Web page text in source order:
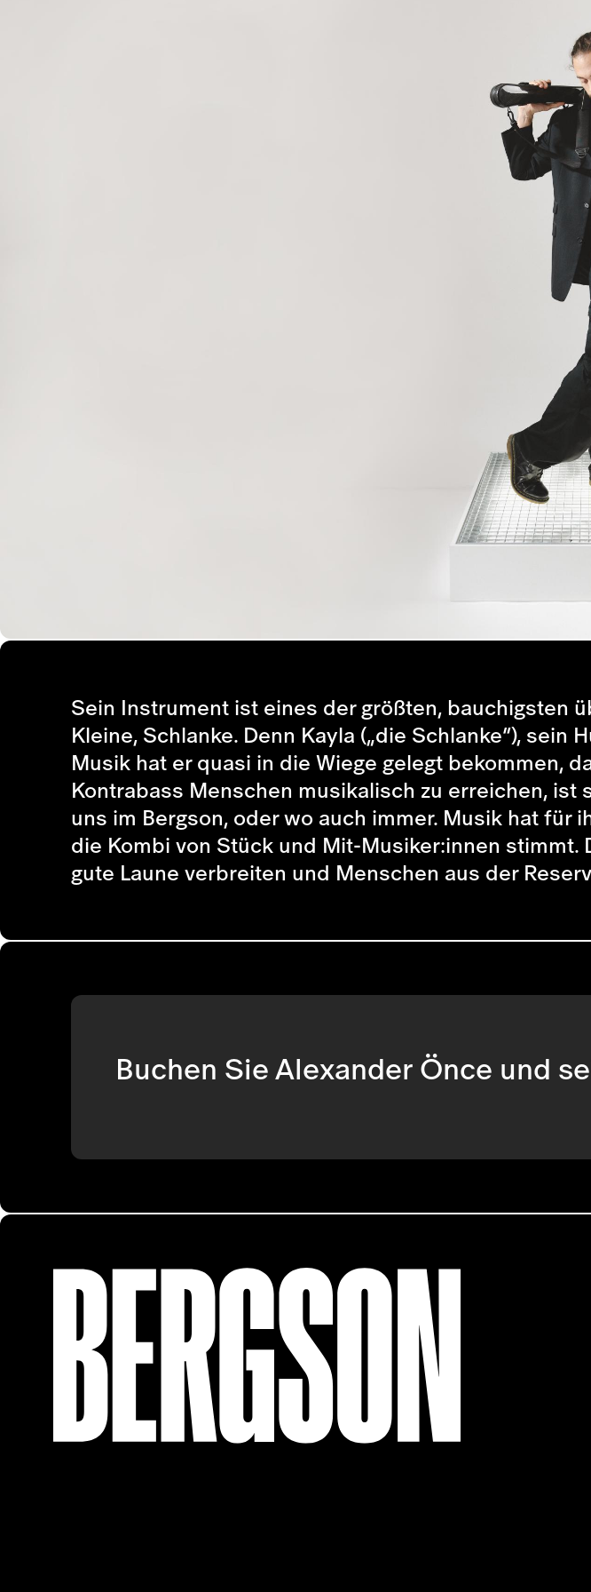
Sein Instrument ist eines der größten, bauchigsten
Kleine, Schlanke. Denn Kayla („die Schlanke“),
Musik hat er quasi in die Wiege gelegt bekommen,
Kontrabass Menschen musikalisch zu erreichen, ist
uns im Bergson, oder wo auch immer. Musik hat
die Kombi von Stück und Mit-Musiker:innen
gute Laune verbreiten und Menschen aus der
Buchen Sie Alexander Önce und